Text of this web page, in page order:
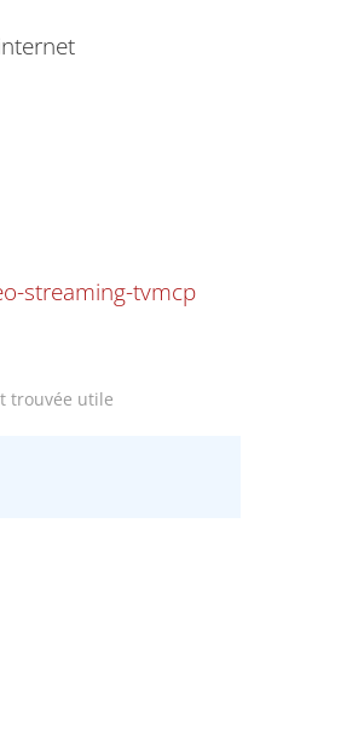
streaming-tvmcp
trouvée utile